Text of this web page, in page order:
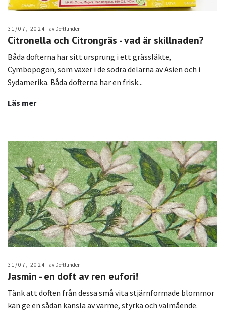
31/07, 2024 av Doftlunden
Citronella och Citrongräs - vad är skillnaden?
Båda dofterna har sitt ursprung i ett grässläkte,
Cymbopogon, som växer i de södra delarna av Asien och i
Sydamerika. Båda dofterna har en frisk...
Läs mer
31/07, 2024 av Doftlunden
Jasmin - en doft av ren eufori!
Tänk att doften från dessa små vita stjärnformade blommor
kan ge en sådan känsla av värme, styrka och välmående.